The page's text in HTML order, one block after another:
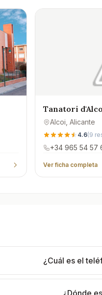
Tanatori
Alcoi , Alicante
4.6(9
+34 965 54 57
Ver ficha completa
¿Cuál es el
¿Dónde